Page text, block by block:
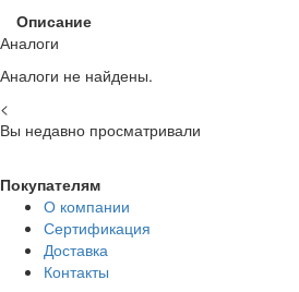
Описание
Аналоги
Аналоги не найдены.
<
Вы недавно просматривали
Покупателям
О компании
Сертификация
Доставка
Контакты